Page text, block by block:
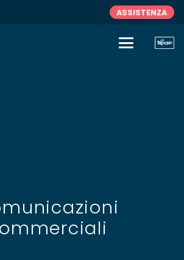
ASSISTENZA